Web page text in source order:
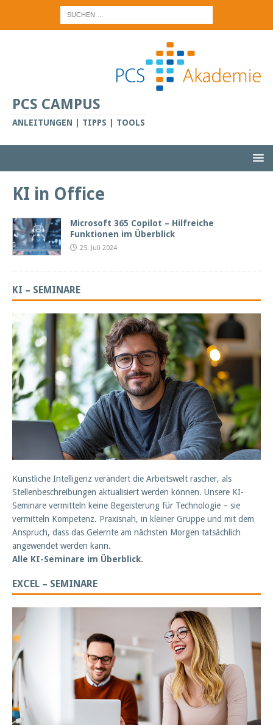
PCS CAMPUS
ANLEITUNGEN | TIPPS | TOOLS
KI in Office
Microsoft 365 Copilot – Hilfreiche
Funktionen im Überblick
25. Juli 2024
KI – SEMINARE
Künstliche Intelligenz verändert die Arbeitswelt rascher, als
Stellenbeschreibungen aktualisiert werden können. Unsere KI-
Seminare vermitteln keine Begeisterung für Technologie – sie
vermitteln Kompetenz. Praxisnah, in kleiner Gruppe und mit dem
Anspruch, dass das Gelernte am nächsten Morgen tatsächlich
angewendet werden kann.
Alle KI-Seminare im Überblick.
EXCEL – SEMINARE